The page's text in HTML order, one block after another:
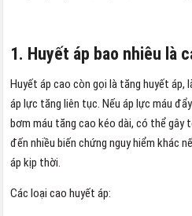
1. Huyết áp bao nhiêu là
Huyết áp cao còn gọi là tăng huyết áp,
áp lực tăng liên tục. Nếu áp lực máu
bơm máu tăng cao kéo dài, có thể
đến nhiều biến chứng nguy hiểm khác
áp kịp thời.
Các loại cao huyết áp: